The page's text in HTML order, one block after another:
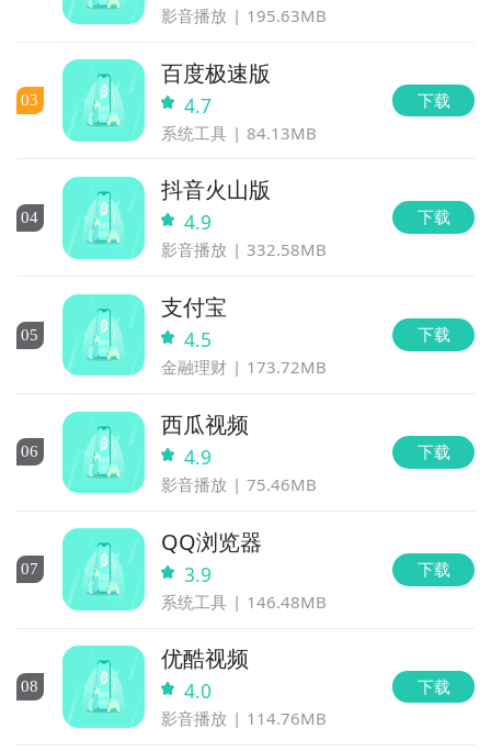
影音播放 195.63MB
03
百度极速版
4.7
系统工具 84.13MB
下载
04
抖音火山版
4.9
影音播放 332.58MB
下载
05
支付宝
4.5
金融理财 173.72MB
下载
06
西瓜视频
4.9
影音播放 75.46MB
下载
07
QQ浏览器
3.9
系统工具 146.48MB
下载
08
优酷视频
4.0
影音播放 114.76MB
下载